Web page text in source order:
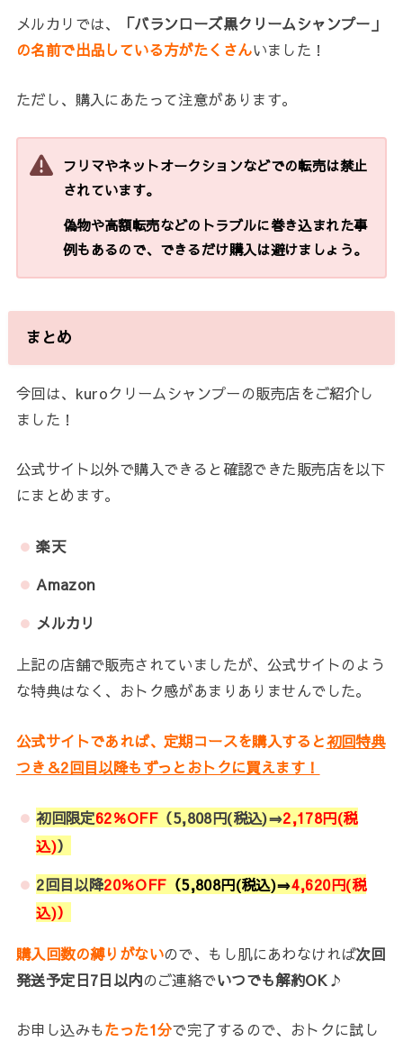
メルカリでは、 「バランローズ黒クリームシャンプー」
の名前で出品している方がたくさんいました！
ただし、購入にあたって注意があります。
フリマやネットオークションなどでの転売は禁止
されています。
偽物や高額転売などのトラブルに巻き込まれた事
例もあるので、できるだけ購入は避けましょう。
まとめ
今回は、kuroクリームシャンプーの販売店をご紹介し
ました！
公式サイト以外で購入できると確認できた販売店を以下
にまとめます。
楽天
Amazon
メルカリ
上記の店舗で販売されていましたが、公式サイトのよう
な特典はなく、おトク感があまりありませんでした。
公式サイトであれば、定期コースを購入すると初回特典
つき＆2回目以降もずっとおトクに買えます！
初回限定62％OFF（5,808円(税込)⇒2,178円(税
込)）
2回目以降20％OFF（5,808円(税込)⇒4,620円(税
込)）
購入回数の縛りがないので、もし肌にあわなければ次回
発送予定日7日以内のご連絡でいつでも解約OK♪
お申し込みもたった1分で完了するので、おトクに試し